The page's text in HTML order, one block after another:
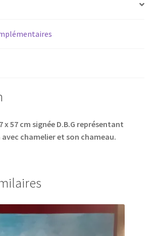
x 57 cm signée D.B.G représentant
chamelier et son chameau.